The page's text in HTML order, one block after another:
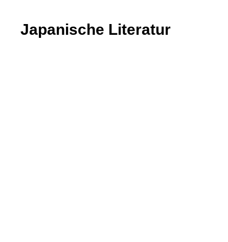
Japanische Literatur